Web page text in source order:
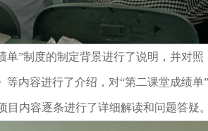
单”制度的制定背景进行了说明，并对
等内容进行了介绍，对“第二课堂成绩
内容逐条进行了详细解读和问题答疑。